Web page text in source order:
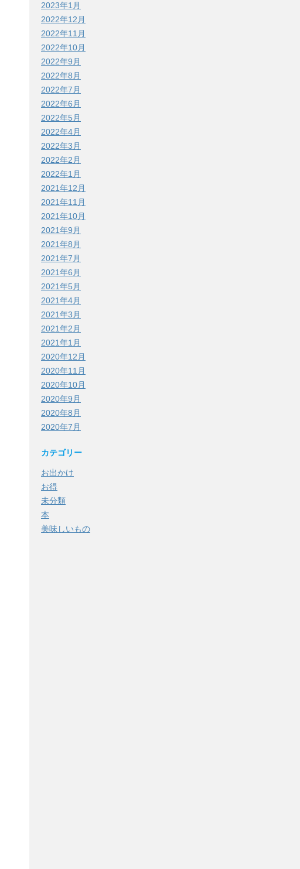
2023年1月
2022年12月
2022年11月
2022年10月
2022年9月
2022年8月
2022年7月
2022年6月
2022年5月
2022年4月
2022年3月
2022年2月
2022年1月
2021年12月
2021年11月
2021年10月
2021年9月
2021年8月
2021年7月
2021年6月
2021年5月
2021年4月
2021年3月
2021年2月
2021年1月
2020年12月
2020年11月
2020年10月
2020年9月
2020年8月
2020年7月
カテゴリー
お出かけ
お得
未分類
本
美味しいもの